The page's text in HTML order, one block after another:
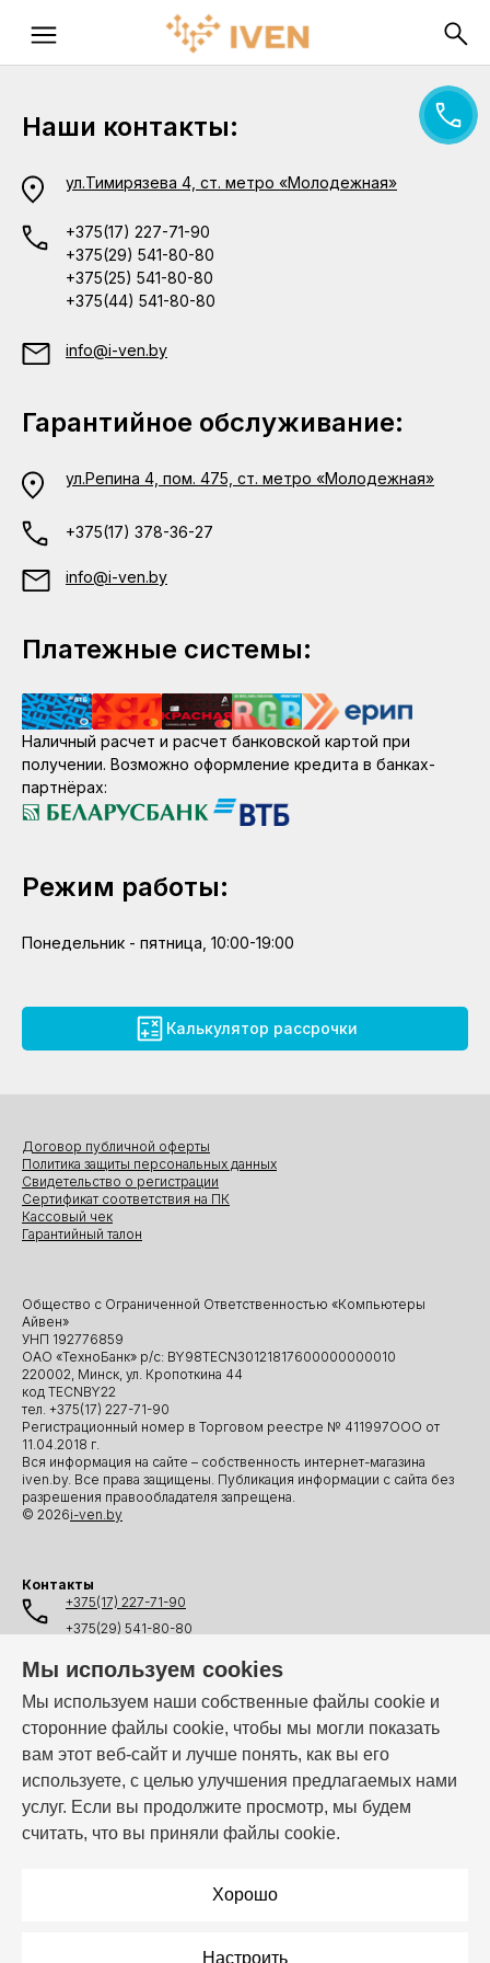
Мы используем cookies
Мы используем наши собственные файлы cookie и
сторонние файлы cookie, чтобы мы могли показать
вам этот веб-сайт и лучше понять, как вы его
используете, с целью улучшения предлагаемых нами
услуг. Если вы продолжите просмотр, мы будем
считать, что вы приняли файлы cookie.
Хорошо
Настроить
Наши контакты:
ул.Тимирязева 4, ст. метро «Молодежная»
+375(17) 227-71-90
+375(29) 541-80-80
+375(25) 541-80-80
+375(44) 541-80-80
info@i-ven.by
Гарантийное обслуживание:
ул.Репина 4, пом. 475, ст. метро «Молодежная»
+375(17) 378-36-27
info@i-ven.by
Платежные системы:
Наличный расчет и расчет банковской картой при
получении. Возможно оформление кредита в банках-
партнёрах:
Режим работы:
Понедельник - пятница, 10:00-19:00
Калькулятор рассрочки
Общество с Ограниченной Ответственностью «Компьютеры
Айвен»
УНП 192776859
ОАО «ТехноБанк» р/с: BY98TECN30121817600000000010
220002, Минск, ул. Кропоткина 44
код TECNBY22
тел. +375(17) 227-71-90
Регистрационный номер в Торговом реестре № 411997ООО от
11.04.2018 г.
Вся информация на сайте – собственность интернет-магазина
iven.by. Все права защищены. Публикация информации с сайта без
разрешения правообладателя запрещена.
© 2026i-ven.by
Договор публичной оферты
Политика защиты персональных данных
Свидетельство о регистрации
Сертификат соответствия на ПК
Кассовый чек
Гарантийный талон
Контакты
+375(17) 227-71-90
+375(29) 541-80-80
+375(44) 541-80-80
info@i-ven.by
Мы в мессенджерах:
Режим работы: Пн–Пт: 10:00 – 19:00